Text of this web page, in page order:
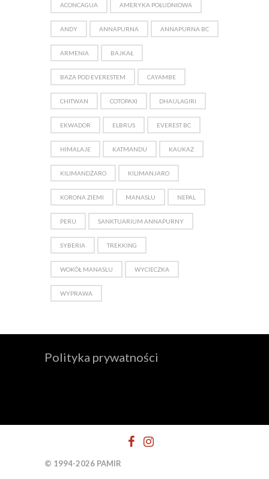
ACONCAGUA AMERYKA POŁUDNIOWA
ANDY ANNAPURNA ANNAPURNA BC
ARMENIA BAJKAŁ
BAZA POD EVERESTEM CAYAMBE
CHITWAN COTOPAXI DHAULAGIRI
EKWADOR ELBRUS EVEREST BC
HIMALAJE KATMANDU KAUKAZ
KILIMANDŻARO KILIMANJARO
KORONA ZIEMI MANASLU NEPAL
PERU SANKTUARIUM ANNAPURNY
SYBERIA TREKKING
WOKÓŁ MANASLU WYCIECZKA
WYPRAWA
Polityka prywatności
© 1994-2026 PAMIR